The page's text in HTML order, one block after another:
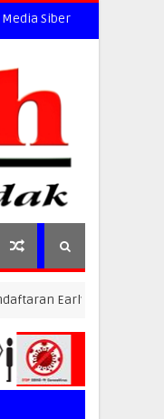
Siber
PLN Electric Run